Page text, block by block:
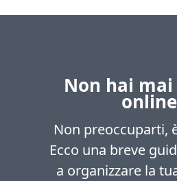
Non hai
Non preoccuparti,
Ecco una breve
a organizzare la